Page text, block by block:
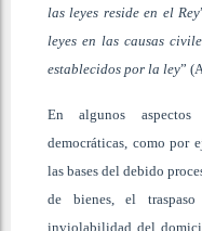
las leyes reside en el Rey
leyes en las causas
establecidos por la ley”
En algunos aspectos
democráticas, como por
las bases del debido
de bienes, el
inviolabilidad del